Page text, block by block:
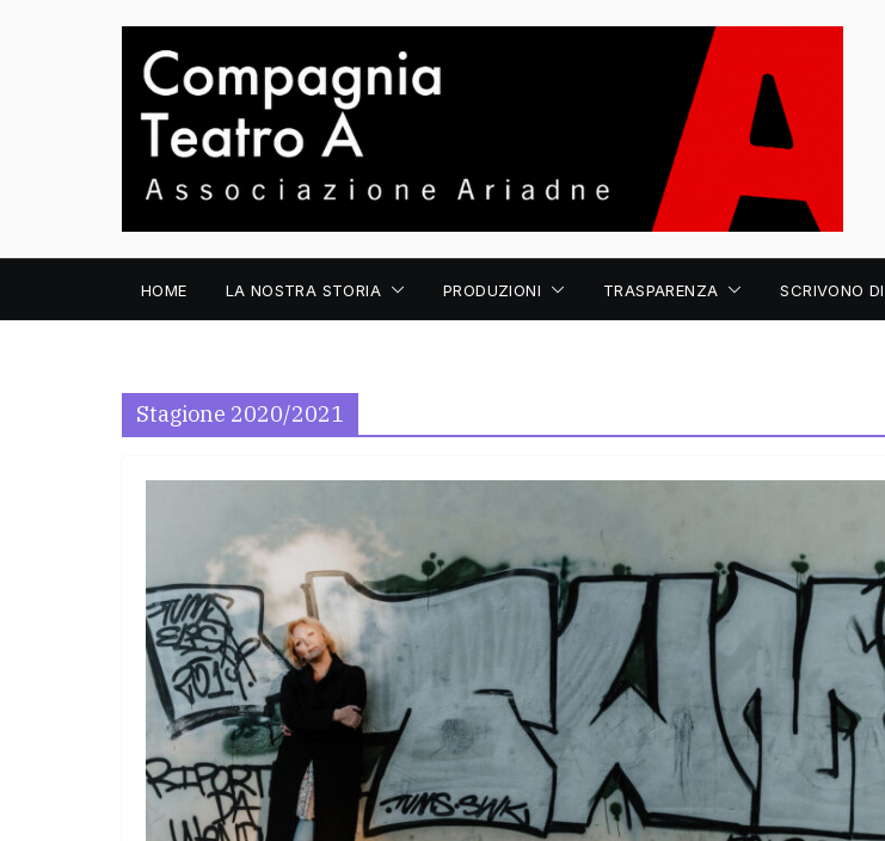
HOME LA NOSTRA STORIA PRODUZIONI TRASPARENZA SCRIVONO
Stagione 2020/2021